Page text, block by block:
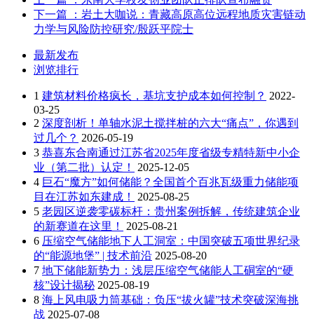
下一篇
：岩土大咖说：青藏高原高位远程地质灾害链动
力学与风险防控研究/殷跃平院士
最新发布
浏览排行
1 建筑材料价格疯长，基坑支护成本如何控制？ 2022-
03-25
2 深度剖析！单轴水泥土搅拌桩的六大“痛点”，你遇到
过几个？ 2026-05-19
3 恭喜东合南通过江苏省2025年度省级专精特新中小企
业（第二批）认定！
2025-12-05
4 巨石“魔方”如何储能？全国首个百兆瓦级重力储能项
目在江苏如东建成！
2025-08-25
5 老园区逆袭零碳标杆：贵州案例拆解，传统建筑企业
的新赛道在这里！
2025-08-21
6 压缩空气储能地下人工洞室：中国突破五项世界纪录
的“能源地堡” | 技术前沿 2025-08-20
7 地下储能新势力：浅层压缩空气储能人工硐室的“硬
核”设计揭秘 2025-08-19
8 海上风电吸力筒基础：负压“拔火罐”技术突破深海挑
战 2025-07-08